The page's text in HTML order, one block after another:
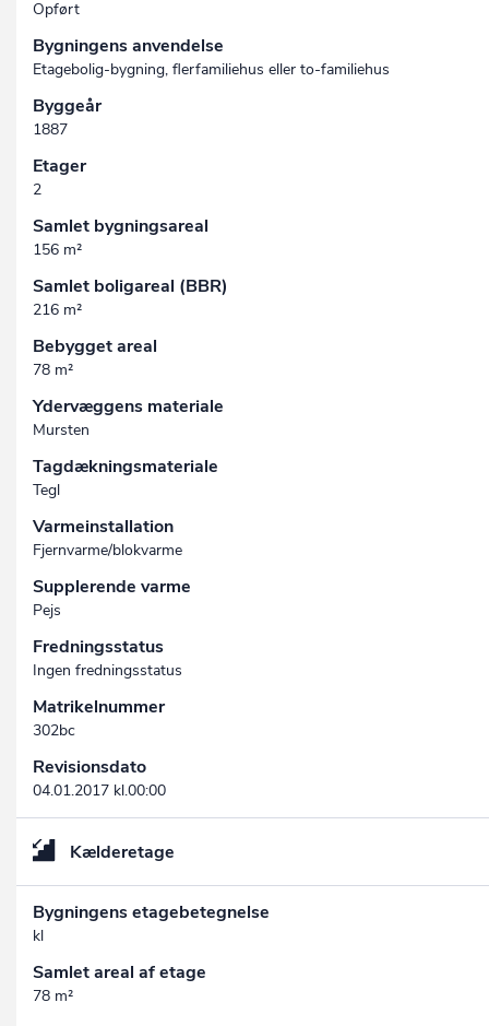
Opført
Bygningens anvendelse
Etagebolig-bygning, flerfamiliehus eller to-familiehus
Byggeår
1887
Etager
2
Samlet bygningsareal
156 m²
Samlet boligareal (BBR)
216 m²
Bebygget areal
78 m²
Ydervæggens materiale
Mursten
Tagdækningsmateriale
Tegl
Varmeinstallation
Fjernvarme/blokvarme
Supplerende varme
Pejs
Fredningsstatus
Ingen fredningsstatus
Matrikelnummer
302bc
Revisionsdato
04.01.2017 kl.00:00
Kælderetage
Bygningens etagebetegnelse
kl
Samlet areal af etage
78 m²